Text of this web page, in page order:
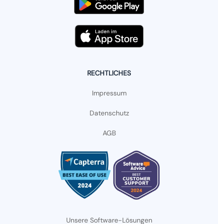
RECHTLICHES
Impressum
Datenschutz
AGB
Unsere Software-Lösungen